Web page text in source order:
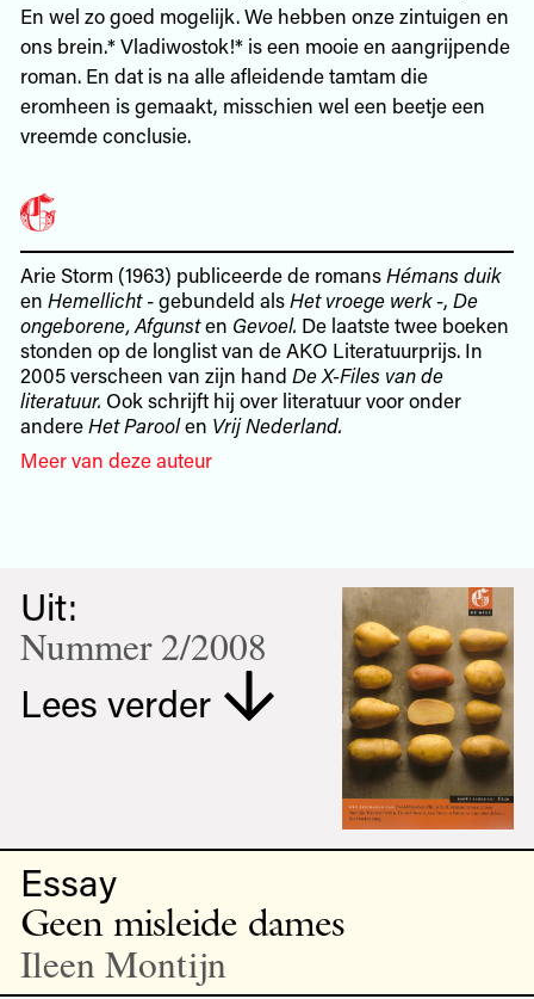
En wel zo goed mogelijk. We hebben onze zintuigen en
ons brein.* Vladiwostok!* is een mooie en aangrijpende
roman. En dat is na alle afleidende tamtam die
eromheen is gemaakt, misschien wel een beetje een
vreemde conclusie.
Arie Storm (1963) publiceerde de romansHémans duik
en Hemellicht- gebundeld alsHet vroege werk-, De
ongeborene, Afgunsten Gevoel. De laatste twee boeken
stonden op de longlist van de AKO Literatuurprijs. In
2005 verscheen van zijn hand De X-Files van de
literatuur. Ook schrijft hij over literatuur voor onder
andereHet Paroolen Vrij Nederland.
Meer van deze auteur
Uit:
Nummer 2/2008
Lees verder
Essay
Geen misleide dames
Ileen Montijn